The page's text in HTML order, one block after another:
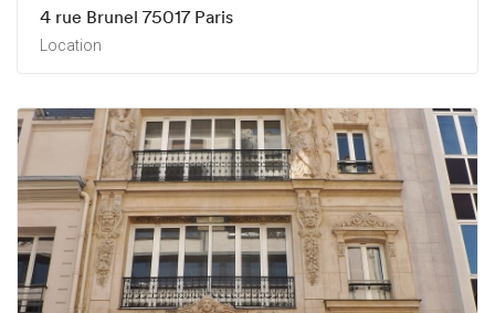
4 rue Brunel 75017 Paris
Location